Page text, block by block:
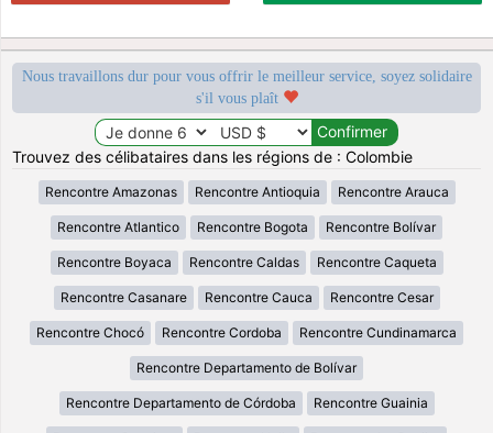
Nous travaillons dur pour vous offrir le meilleur service, soyez solidaire
s'il vous plaît
Trouvez des célibataires dans les régions de : Colombie
Rencontre Amazonas Rencontre Antioquia Rencontre Arauca
Rencontre Atlantico Rencontre Bogota Rencontre Bolívar
Rencontre Boyaca Rencontre Caldas Rencontre Caqueta
Rencontre Casanare Rencontre Cauca Rencontre Cesar
Rencontre Chocó Rencontre Cordoba Rencontre Cundinamarca
Rencontre Departamento de Bolívar
Rencontre Departamento de Córdoba Rencontre Guainia